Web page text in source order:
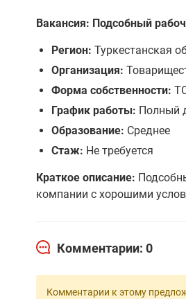
Вакансия: Подсобный
Регион: Туркестанская
Организация:
Форма собственности:
График работы: Полный
Образование: Среднее
Стаж: Не требуется
Краткое описание:
компании с хорошими
Комментарии: 0
Комментарии к этому